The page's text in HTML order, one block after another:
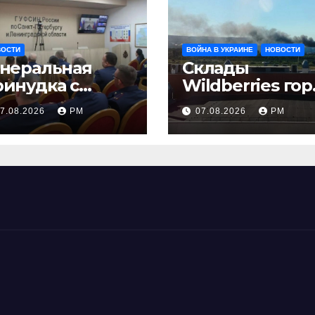
с
РМ
ВОЙНА В УКРАИНЕ НОВОСТИ
Склады
Wildberries
на Урале, сенат
принимает по
Грэму закон
07.08.2026 РМ